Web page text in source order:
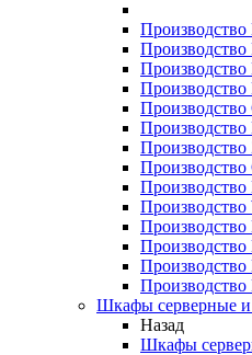
Производство
Производство
Производство
Производство
Производство
Производство
Шкафы серверные и
Назад
Шкафы